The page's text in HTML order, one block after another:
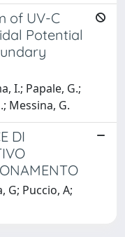
of UV-C
Potential
I.; Papale, G.;
Messina, G.
DI
G; Puccio, A;